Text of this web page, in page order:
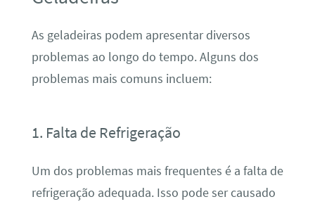
As geladeiras podem apresentar diversos
problemas ao longo do tempo. Alguns dos
problemas mais comuns incluem:
1. Falta de Refrigeração
Um dos problemas mais frequentes é a falta de
refrigeração adequada. Isso pode ser causado